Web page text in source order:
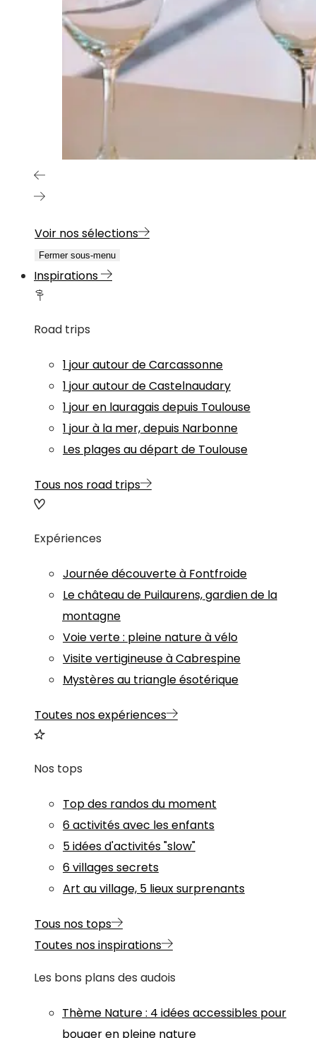
Voir nos sélections
Fermer sous-menu
Inspirations
Road trips
1 jour autour de Carcassonne
1 jour autour de Castelnaudary
1 jour en lauragais depuis Toulouse
1 jour à la mer, depuis Narbonne
Les plages au départ de Toulouse
Tous nos road trips
Expériences
Journée découverte à Fontfroide
Le château de Puilaurens, gardien de la
montagne
Voie verte : pleine nature à vélo
Visite vertigineuse à Cabrespine
Mystères au triangle ésotérique
Toutes nos expériences
Nos tops
Top des randos du moment
6 activités avec les enfants
5 idées d'activités "slow"
6 villages secrets
Art au village, 5 lieux surprenants
Tous nos tops
Toutes nos inspirations
Les bons plans des audois
Thème Nature: 4 idées accessibles pour
bouger en pleine nature